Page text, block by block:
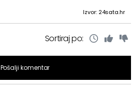
Izvor: 24sata.hr
Sortiraj po:
Pošalji komentar